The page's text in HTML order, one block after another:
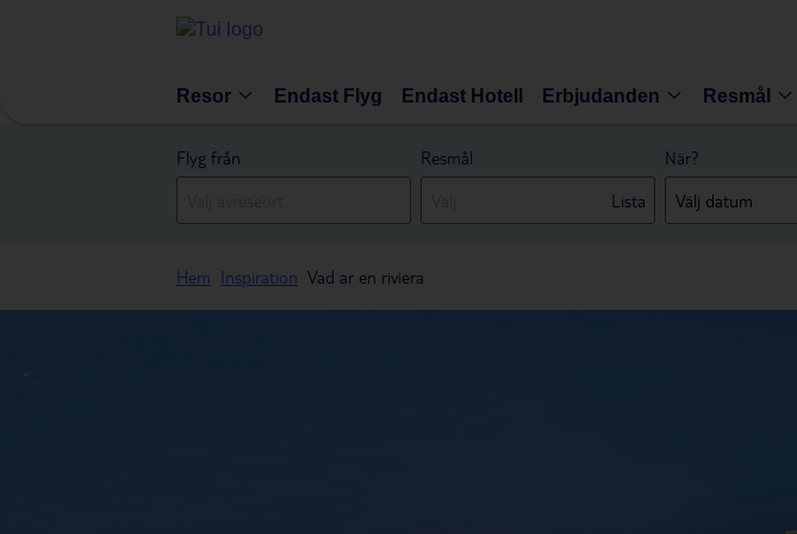
Resor Endast Flyg Endast Hotell Erbjudanden Resmål
Flyg från
Resmål
Lista
När?
Hem Inspiration Vad ar en riviera